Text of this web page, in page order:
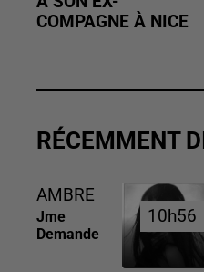
COMPAGNE À NICE
RÉCEMMENT
AMBRE
Jme
Demande
10h56
10h56